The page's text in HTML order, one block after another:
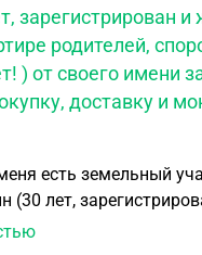
зарегистрирован и
родителей,
) от своего имени
доставку и
квартире родителей,